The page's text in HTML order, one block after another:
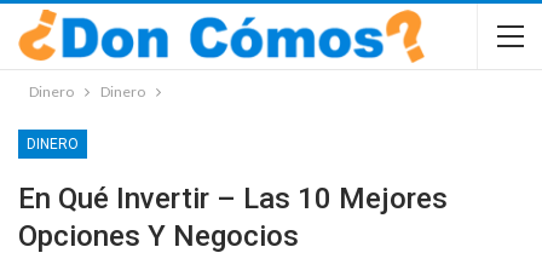
Dinero Dinero
DINERO
En Qué Invertir – Las 10 Mejores
Opciones Y Negocios